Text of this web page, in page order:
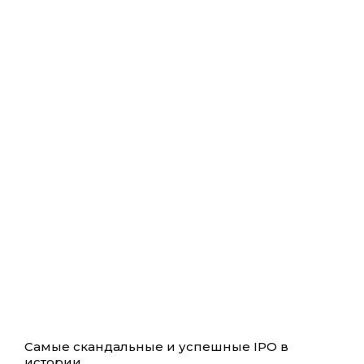
Самые скандальные и успешные IPO в